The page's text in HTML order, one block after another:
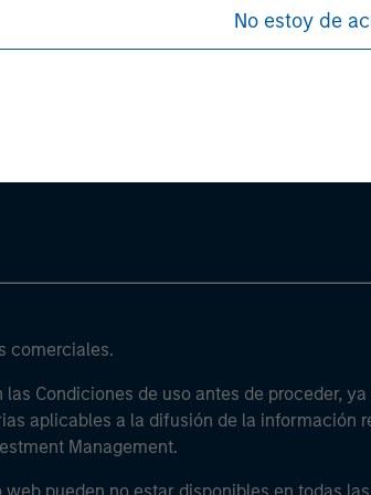
No estoy de
comerciales.
Condiciones de uso antes de proceder,
aplicables a la difusión de la información
Management.